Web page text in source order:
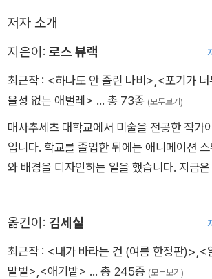
졸린 눈을 비비면서도 자기 싫어하는 나비는
며 고집부리는 우리 아이들의 모습과 비슷하
아이들과 함께 나비의 이야기를 읽어 보자.
을 반기고, 스스로 마음이 따뜻해지는 것들을
자리에 들 수 있을 것이다.
저자 소개
지은이: 로스 뷰랙
최근작 : <하나도 안 졸린 나비> <포기가
을성 없는 애벌레> … 총 73종 (모두보기)
매사추세츠 대학교에서 미술을 전공한 작가
입니다. 학교를 졸업한 뒤에는 애니메이션
와 배경을 디자인하는 일을 했습니다. 지금
My Soup》을 비롯해서 《참을성 없는 애벌레
른 나비》 둥 여러 권의 그림책을 냈습니다.
옮긴이: 김세실
최근작 : <내가 바라는 건 (여름 한정판)> <
말벌> <애기밭> … 총 245종 (모두보기)